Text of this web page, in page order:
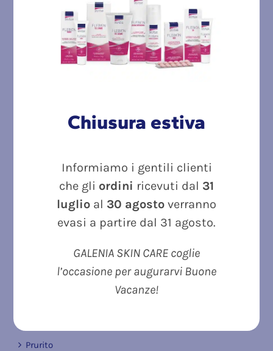
Prurito in testa: le cause dermatologiche più comuni
e come intervenire
Micosi della pelle: le situazioni a rischio da conoscere
Commenti recenti
Acido ialuronico
Prurito
Chiusura estiva
Informiamo i gentili clienti
che gli ordini ricevuti dal 31
luglio al 30 agosto verranno
evasi a partire dal 31 agosto.
GALENIA SKIN CARE coglie
l’occasione per augurarvi Buone
Vacanze!